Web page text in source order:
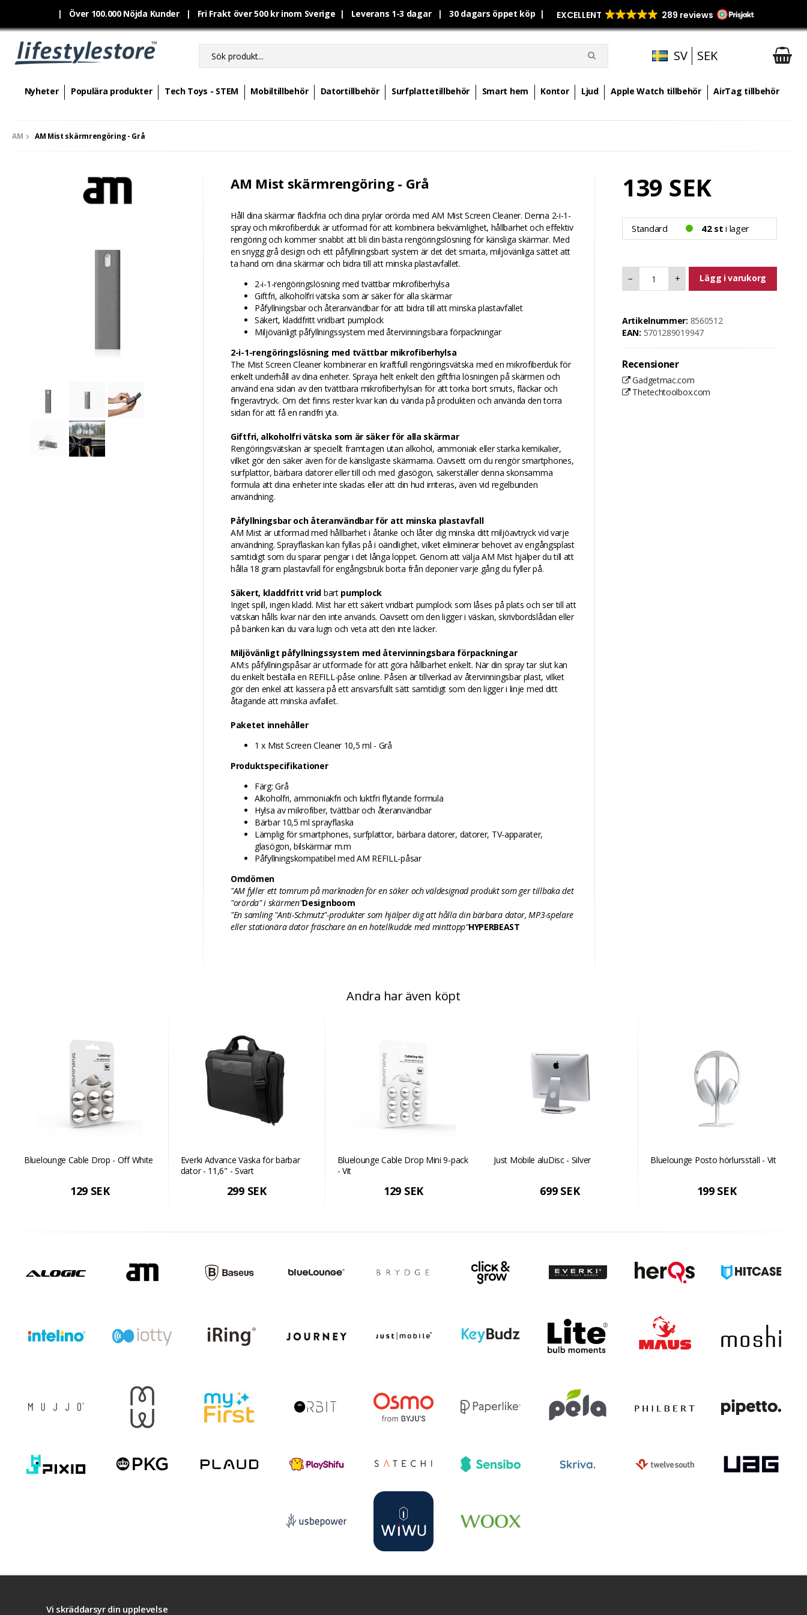
| Över 100.000 Nöjda Kunder | Fri Frakt över 500 kr inom Sverige | Leverans 1-3 dagar | 30 dagars öppet köp |
SV SEK
Nyheter Populära produkter Tech Toys - STEM Mobiltillbehör Datortillbehör Surfplattetillbehör Smart hem Kontor Ljud Apple Watch tillbehör AirTag tillbehör
AM AM Mist skärmrengöring - Grå
AM Mist skärmrengöring - Grå
Håll dina skärmar fläckfria och dina prylar orörda med AM Mist Screen Cleaner. Denna 2-i-1-
spray och mikrofiberduk är utformad för att kombinera bekvämlighet, hållbarhet och effektiv
rengöring och kommer snabbt att bli din bästa rengöringslösning för känsliga skärmar. Med
en snygg grå design och ett påfyllningsbart system är det det smarta, miljövänliga sättet att
ta hand om dina skärmar och bidra till att minska plastavfallet.
2-i-1-rengöringslösning med tvättbar mikrofiberhylsa
Giftfri, alkoholfri vätska som är säker för alla skärmar
Påfyllningsbar och återanvändbar för att bidra till att minska plastavfallet
Säkert, kladdfritt vridbart pumplock
Miljövänligt påfyllningssystem med återvinningsbara förpackningar
2-i-1-rengöringslösning med tvättbar mikrofiberhylsa
The Mist Screen Cleaner kombinerar en kraftfull rengöringsvätska med en mikrofiberduk för
enkelt underhåll av dina enheter. Spraya helt enkelt den giftfria lösningen på skärmen och
använd ena sidan av den tvättbara mikrofiberhylsan för att torka bort smuts, fläckar och
fingeravtryck. Om det finns rester kvar kan du vända på produkten och använda den torra
sidan för att få en randfri yta.
Giftfri, alkoholfri vätska som är säker för alla skärmar
Rengöringsvätskan är speciellt framtagen utan alkohol, ammoniak eller starka kemikalier,
vilket gör den säker även för de känsligaste skärmarna. Oavsett om du rengör smartphones,
surfplattor, bärbara datorer eller till och med glasögon, säkerställer denna skonsamma
formula att dina enheter inte skadas eller att din hud irriteras, även vid regelbunden
användning.
Påfyllningsbar och återanvändbar för att minska plastavfall
AM Mist är utformad med hållbarhet i åtanke och låter dig minska ditt miljöavtryck vid varje
användning. Sprayflaskan kan fyllas på i oändlighet, vilket eliminerar behovet av engångsplast
samtidigt som du sparar pengar i det långa loppet. Genom att välja AM Mist hjälper du till att
hålla 18 gram plastavfall för engångsbruk borta från deponier varje gång du fyller på.
Säkert, kladdfritt vrid bart pumplock
Inget spill, ingen kladd. Mist har ett säkert vridbart pumplock som låses på plats och ser till att
vätskan hålls kvar när den inte används. Oavsett om den ligger i väskan, skrivbordslådan eller
på bänken kan du vara lugn och veta att den inte läcker.
Miljövänligt påfyllningssystem med återvinningsbara förpackningar
AM:s påfyllningspåsar är utformade för att göra hållbarhet enkelt. När din spray tar slut kan
du enkelt beställa en REFILL-påse online. Påsen är tillverkad av återvinningsbar plast, vilket
gör den enkel att kassera på ett ansvarsfullt sätt samtidigt som den ligger i linje med ditt
åtagande att minska avfallet.
Paketet innehåller
1 x Mist Screen Cleaner 10,5 ml - Grå
Produktspecifikationer
Färg: Grå
Alkoholfri, ammoniakfri och luktfri flytande formula
Hylsa av mikrofiber, tvättbar och återanvändbar
Bärbar 10,5 ml sprayflaska
Lämplig för smartphones, surfplattor, bärbara datorer, datorer, TV-apparater,
glasögon, bilskärmar m.m
Påfyllningskompatibel med AM REFILL-påsar
Omdömen
"AM fyller ett tomrum på marknaden för en säker och väldesignad produkt som ger tillbaka det
"orörda" i skärmen"Designboom
"En samling "Anti-Schmutz"-produkter som hjälper dig att hålla din bärbara dator, MP3-spelare
eller stationära dator fräschare än en hotellkudde med minttopp"HYPERBEAST
139 SEK
Standard 42 st i lager
− + Lägg i varukorg
Artikelnummer: 8560512
EAN: 5701289019947
Recensioner
Gadgetmac.com
Thetechtoolbox.com
Andra har även köpt
Bluelounge Cable Drop - Off White
129 SEK
Everki Advance Väska för bärbar
dator - 11,6" - Svart
299 SEK
Bluelounge Cable Drop Mini 9-pack
- Vit
129 SEK
Just Mobile aluDisc - Silver
699 SEK
Bluelounge Posto hörlursställ - Vit
199 SEK
Villkor Kontakta oss
Vi skräddarsyr din upplevelse